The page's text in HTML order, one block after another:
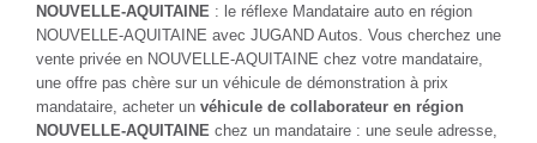
NOUVELLE-AQUITAINE : le réflexe Mandataire auto en région
NOUVELLE-AQUITAINE avec JUGAND Autos. Vous cherchez une
vente privée en NOUVELLE-AQUITAINE chez votre mandataire,
une offre pas chère sur un véhicule de démonstration à prix
mandataire, acheter un véhicule de collaborateur en région
NOUVELLE-AQUITAINE chez un mandataire : une seule adresse,